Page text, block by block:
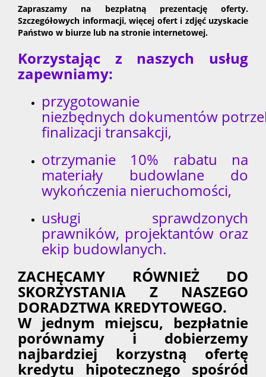
Zapraszamy na bezpłatną prezentację oferty.
Szczegółowych informacji, więcej ofert i zdjęć uzyskacie
Państwo w biurze lub na stronie internetowej.
Korzystając z naszych usług
zapewniamy:
przygotowanie
niezbędnych dokumentów
finalizacji transakcji,
otrzymanie 10% rabatu na
materiały budowlane do
wykończenia nieruchomości,
usługi sprawdzonych
prawników, projektantów oraz
ekip budowlanych.
ZACHĘCAMY RÓWNIEŻ DO
SKORZYSTANIA Z NASZEGO
DORADZTWA KREDYTOWEGO.
W jednym miejscu, bezpłatnie
porównamy i dobierzemy
najbardziej korzystną ofertę
kredytu hipotecznego spośród